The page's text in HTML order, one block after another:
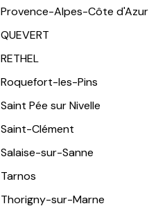
Provence-Alpes-Côte d'Azur
QUEVERT
RETHEL
Roquefort-les-Pins
Saint Pée sur Nivelle
Saint-Clément
Salaise-sur-Sanne
Tarnos
Thorigny-sur-Marne